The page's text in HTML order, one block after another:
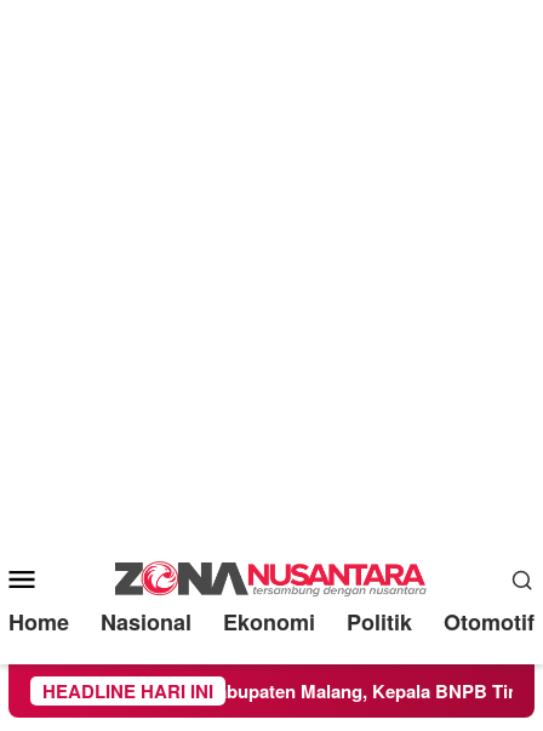
Mobile
Menu
Home Nasional Ekonomi Politik Otomotif
HEADLINE HARI INI
Wilayah Kabupaten Malang, Kepala BNPB Tinjau Langsung